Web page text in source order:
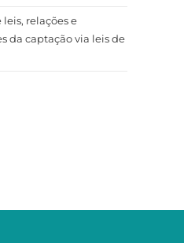
leis, relações e
da captação via leis de